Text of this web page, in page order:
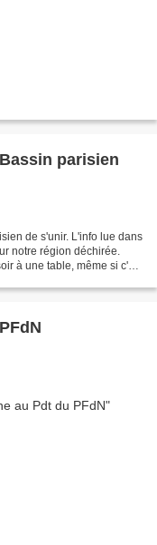
parisien
de s'unir. L'info lue dans
notre région déchirée.
à une table, même si c'est